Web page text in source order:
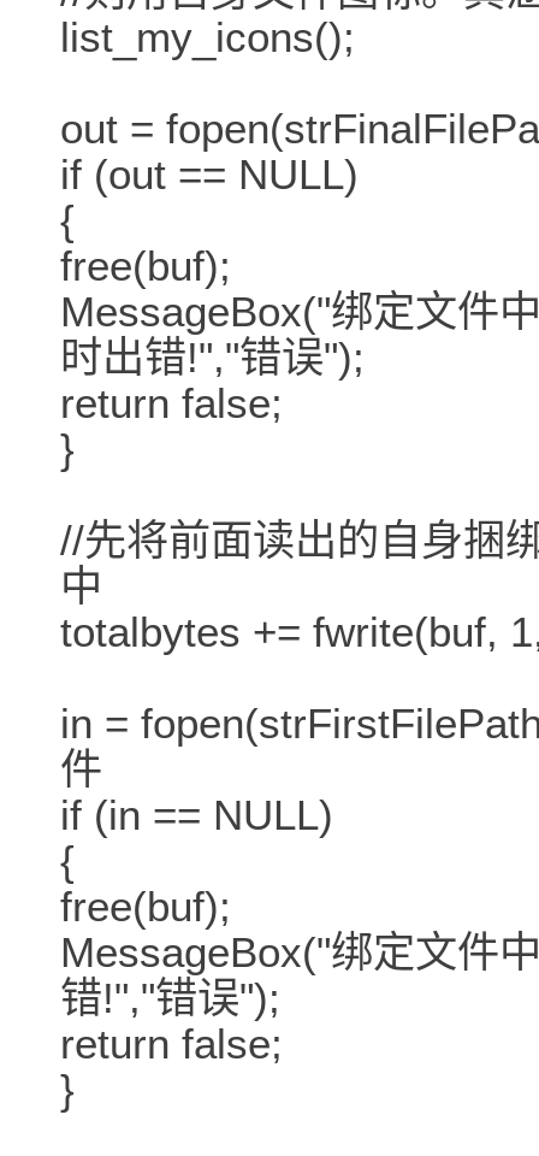
list_my_icons();
out =
if (out == NULL)
{
free(buf);
MessageBox("绑定文件
时出错!","错误");
return false;
}
//先将前面读出的自身捆
中
totalbytes += fwrite(buf,
in =
件
if (in == NULL)
{
free(buf);
MessageBox("绑定文件
错!","错误");
return false;
}